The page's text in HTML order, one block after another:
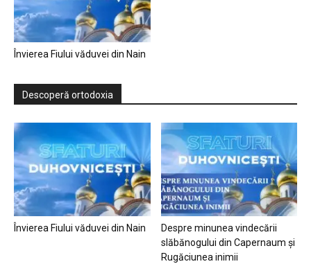
Învierea Fiului văduvei din Nain
Descoperă ortodoxia
Învierea Fiului văduvei din Nain
Despre minunea vindecării
slăbănogului din Capernaum și
Rugăciunea inimii